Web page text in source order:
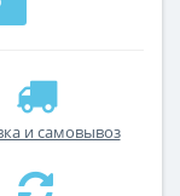
и самовывоз